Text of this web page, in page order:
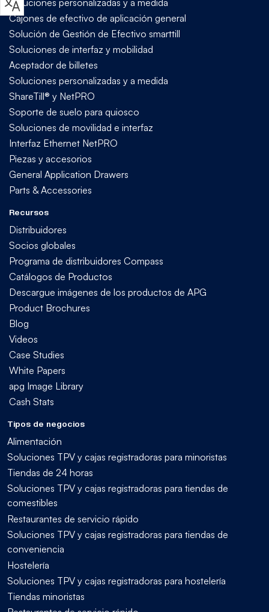
Soluciones personalizadas y a medida
Cajones de efectivo de aplicación general
Solución de Gestión de Efectivo smarttill
Soluciones de interfaz y mobilidad
Aceptador de billetes
Soluciones personalizadas y a medida
ShareTill® y NetPRO
Soporte de suelo para quiosco
Soluciones de movilidad e interfaz
Interfaz Ethernet NetPRO
Piezas y accesorios
General Application Drawers
Parts & Accessories
Recursos
Distribuidores
Socios globales
Programa de distribuidores Compass
Catálogos de Productos
Descargue imágenes de los productos de APG
Product Brochures
Blog
Videos
Case Studies
White Papers
apg Image Library
Cash Stats
Tipos de negocios
Alimentación
Soluciones TPV y cajas registradoras para minoristas
Tiendas de 24 horas
Soluciones TPV y cajas registradoras para tiendas de
comestibles
Restaurantes de servicio rápido
Soluciones TPV y cajas registradoras para tiendas de
conveniencia
Hostelería
Soluciones TPV y cajas registradoras para hostelería
Tiendas minoristas